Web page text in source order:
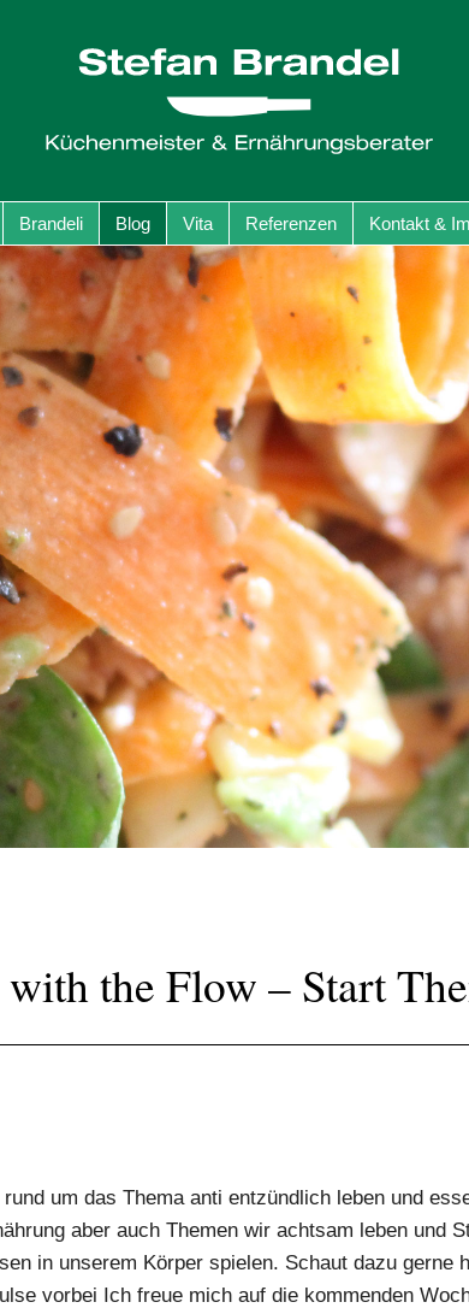
Brandeli Blog Vita Referenzen Kontakt &
the Flow – Start
um das Thema anti entzündlich leben und
aber auch Themen wir achtsam leben und
in unserem Körper spielen. Schaut dazu gerne
vorbei Ich freue mich auf die kommenden